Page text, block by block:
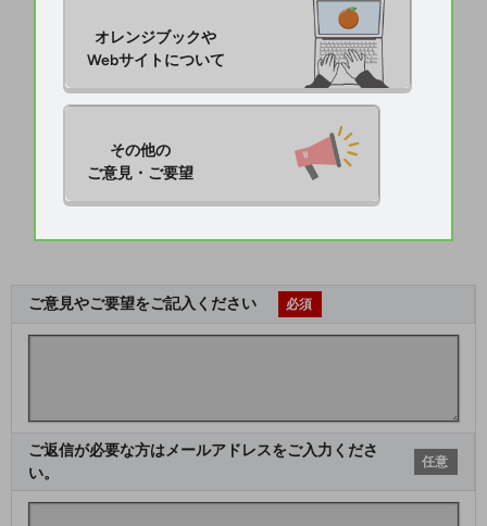
オレンジブックや
Webサイトについて
その他の
ご意見・ご要望
ご意見やご要望をご記入ください 必須
ご返信が必要な方はメールアドレスをご入力くださ
い。
任意